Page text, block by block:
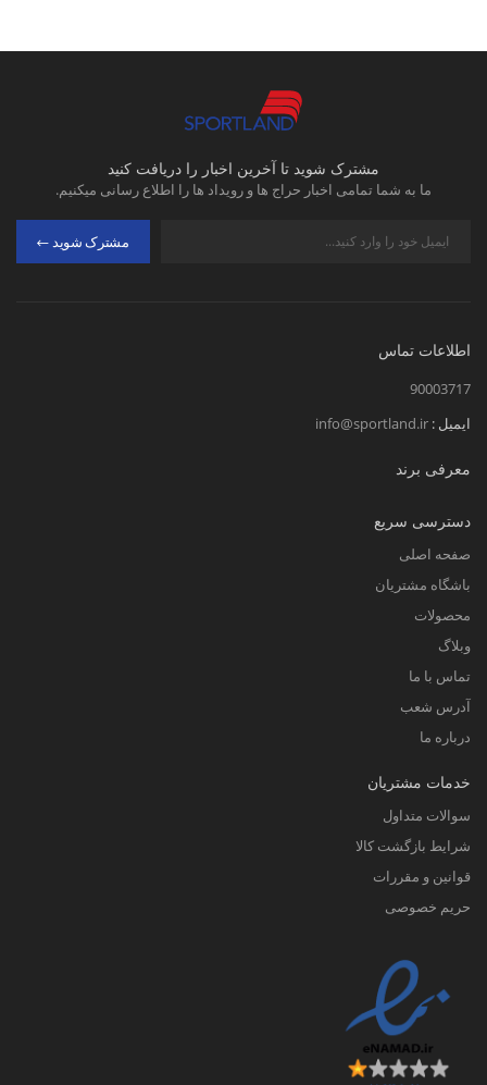
مشترک شوید تا آخرین اخبار را دریافت کنید
ما به شما تمامی اخبار حراج ها و رویداد ها را اطلاع رسانی میکنیم.
مشترک شوید
اطلاعات تماس
90003717
ایمیل : info@sportland.ir
معرفی برند
دسترسی سریع
صفحه اصلی
باشگاه مشتریان
محصولات
وبلاگ
تماس با ما
آدرس شعب
درباره ما
خدمات مشتریان
سوالات متداول
شرایط بازگشت کالا
قوانین و مقررات
حریم خصوصی